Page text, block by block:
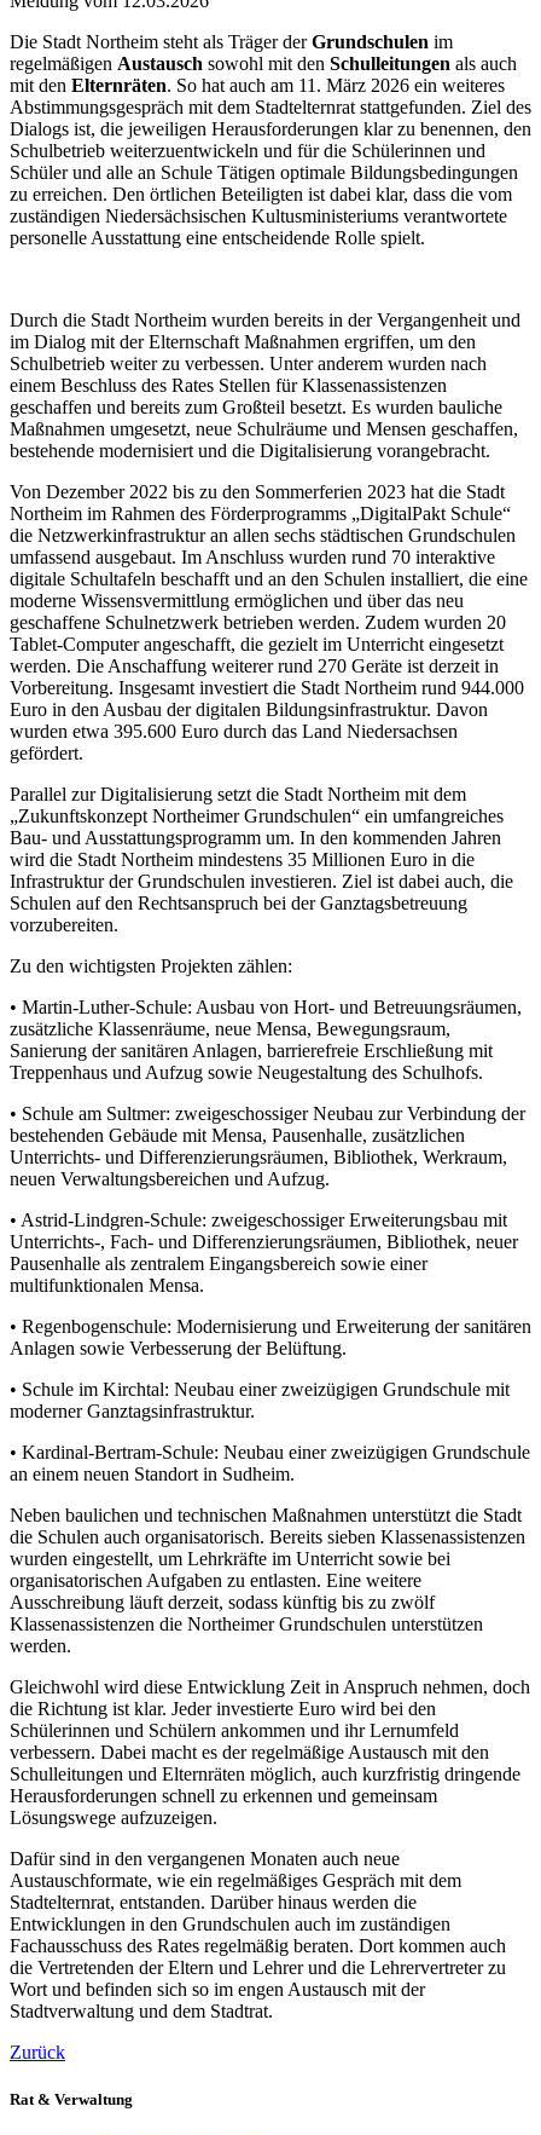
Die Stadt Northeim steht als Träger derGrundschulen im
regelmäßigen Austausch sowohl mit den Schulleitungen als auch
mit den Elternräten. So hat auch am 11. März 2026 ein weiteres
Abstimmungsgespräch mit dem Stadtelternrat stattgefunden. Ziel des
Dialogs ist, die jeweiligen Herausforderungen klar zu benennen, den
Schulbetrieb weiterzuentwickeln und für die Schülerinnen und
Schüler und alle an Schule Tätigen optimale Bildungsbedingungen
zu erreichen. Den örtlichen Beteiligten ist dabei klar, dass die vom
zuständigen Niedersächsischen Kultusministeriums verantwortete
personelle Ausstattung eine entscheidende Rolle spielt.
Durch die Stadt Northeim wurden bereits in der Vergangenheit und
im Dialog mit der Elternschaft Maßnahmen ergriffen, um den
Schulbetrieb weiter zu verbessen. Unter anderem wurden nach
einem Beschluss des Rates Stellen für Klassenassistenzen
geschaffen und bereits zum Großteil besetzt. Es wurden bauliche
Maßnahmen umgesetzt, neue Schulräume und Mensen geschaffen,
bestehende modernisiert und die Digitalisierung vorangebracht.
Von Dezember 2022 bis zu den Sommerferien 2023 hat die Stadt
Northeim im Rahmen des Förderprogramms „DigitalPakt Schule“
die Netzwerkinfrastruktur an allen sechs städtischen Grundschulen
umfassend ausgebaut. Im Anschluss wurden rund 70 interaktive
digitale Schultafeln beschafft und an den Schulen installiert, die eine
moderne Wissensvermittlung ermöglichen und über das neu
geschaffene Schulnetzwerk betrieben werden. Zudem wurden 20
Tablet-Computer angeschafft, die gezielt im Unterricht eingesetzt
werden. Die Anschaffung weiterer rund 270 Geräte ist derzeit in
Vorbereitung. Insgesamt investiert die Stadt Northeim rund 944.000
Euro in den Ausbau der digitalen Bildungsinfrastruktur. Davon
wurden etwa 395.600 Euro durch das Land Niedersachsen
gefördert.
Parallel zur Digitalisierung setzt die Stadt Northeim mit dem
„Zukunftskonzept Northeimer Grundschulen“ ein umfangreiches
Bau- und Ausstattungsprogramm um. In den kommenden Jahren
wird die Stadt Northeim mindestens 35 Millionen Euro in die
Infrastruktur der Grundschulen investieren. Ziel ist dabei auch, die
Schulen auf den Rechtsanspruch bei der Ganztagsbetreuung
vorzubereiten.
Zu den wichtigsten Projekten zählen:
• Martin-Luther-Schule: Ausbau von Hort- und Betreuungsräumen,
zusätzliche Klassenräume, neue Mensa, Bewegungsraum,
Sanierung der sanitären Anlagen, barrierefreie Erschließung mit
Treppenhaus und Aufzug sowie Neugestaltung des Schulhofs.
• Schule am Sultmer: zweigeschossiger Neubau zur Verbindung der
bestehenden Gebäude mit Mensa, Pausenhalle, zusätzlichen
Unterrichts- und Differenzierungsräumen, Bibliothek, Werkraum,
neuen Verwaltungsbereichen und Aufzug.
• Astrid-Lindgren-Schule: zweigeschossiger Erweiterungsbau mit
Unterrichts-, Fach- und Differenzierungsräumen, Bibliothek, neuer
Pausenhalle als zentralem Eingangsbereich sowie einer
multifunktionalen Mensa.
• Regenbogenschule: Modernisierung und Erweiterung der sanitären
Anlagen sowie Verbesserung der Belüftung.
• Schule im Kirchtal: Neubau einer zweizügigen Grundschule mit
moderner Ganztagsinfrastruktur.
• Kardinal-Bertram-Schule: Neubau einer zweizügigen Grundschule
an einem neuen Standort in Sudheim.
Neben baulichen und technischen Maßnahmen unterstützt die Stadt
die Schulen auch organisatorisch. Bereits sieben Klassenassistenzen
wurden eingestellt, um Lehrkräfte im Unterricht sowie bei
organisatorischen Aufgaben zu entlasten. Eine weitere
Ausschreibung läuft derzeit, sodass künftig bis zu zwölf
Klassenassistenzen die Northeimer Grundschulen unterstützen
werden.
Gleichwohl wird diese Entwicklung Zeit in Anspruch nehmen, doch
die Richtung ist klar. Jeder investierte Euro wird bei den
Schülerinnen und Schülern ankommen und ihr Lernumfeld
verbessern. Dabei macht es der regelmäßige Austausch mit den
Schulleitungen und Elternräten möglich, auch kurzfristig dringende
Herausforderungen schnell zu erkennen und gemeinsam
Lösungswege aufzuzeigen.
Dafür sind in den vergangenen Monaten auch neue
Austauschformate, wie ein regelmäßiges Gespräch mit dem
Stadtelternrat, entstanden. Darüber hinaus werden die
Entwicklungen in den Grundschulen auch im zuständigen
Fachausschuss des Rates regelmäßig beraten. Dort kommen auch
die Vertretenden der Eltern und Lehrer und die Lehrervertreter zu
Wort und befinden sich so im engen Austausch mit der
Stadtverwaltung und dem Stadtrat.
Zurück
Rat & Verwaltung